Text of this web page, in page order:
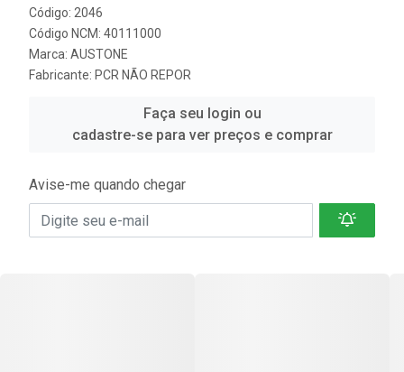
Código: 2046
Código NCM: 40111000
Marca: AUSTONE
Fabricante: PCR NÃO REPOR
Faça seu login ou
cadastre-se para ver preços e comprar
Avise-me quando chegar